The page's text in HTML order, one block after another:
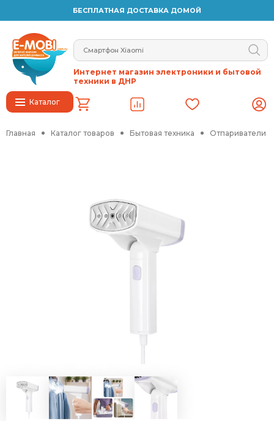
БЕСПЛАТНАЯ ДОСТАВКА ДОМОЙ
Каталог
Интернет магазин электроники и бытовой
техники в ДНР
Главная Каталог товаров Бытовая техника Отпариватели